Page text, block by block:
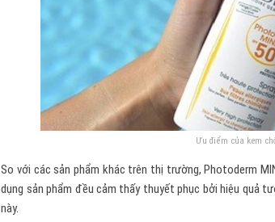
Ưu điểm của kem
So với các sản phẩm khác trên thị trường, Photoderm
dụng sản phẩm đều cảm thấy thuyết phục bởi hiệu quả
này.